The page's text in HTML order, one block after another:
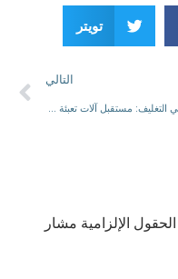
تويتر
التالي
الحقول الإلزامية مشار